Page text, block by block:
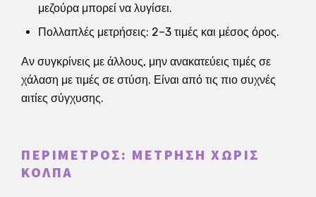
μεζούρα μπορεί να λυγίσει.
Πολλαπλές μετρήσεις: 2–3 τιμές και μέσος όρος.
Αν συγκρίνεις με άλλους, μην ανακατεύεις τιμές σε
χάλαση με τιμές σε στύση. Είναι από τις πιο συχνές
αιτίες σύγχυσης.
ΠΕΡΊΜΕΤΡΟΣ: ΜΈΤΡΗΣΗ ΧΩΡΊΣ
ΚΌΛΠΑ